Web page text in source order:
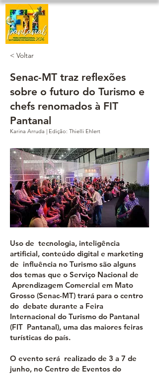
< Voltar
Senac-MT traz reflexões
sobre o futuro do Turismo e
chefs renomados à FIT
Pantanal
Karina Arruda | Edição: Thielli Ehlert
Uso de tecnologia, inteligência
artificial, conteúdo digital e marketing
de influência no Turismo são alguns
dos temas que o Serviço Nacional de
Aprendizagem Comercial em Mato
Grosso (Senac-MT) trará para o centro
do debate durante a Feira
Internacional do Turismo do Pantanal
(FIT Pantanal), uma das maiores feiras
turísticas do país.
O evento será realizado de 3 a 7 de
junho, no Centro de Eventos do